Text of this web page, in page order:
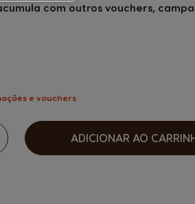
com outros vouchers,
e vouchers
ADICIONAR AO